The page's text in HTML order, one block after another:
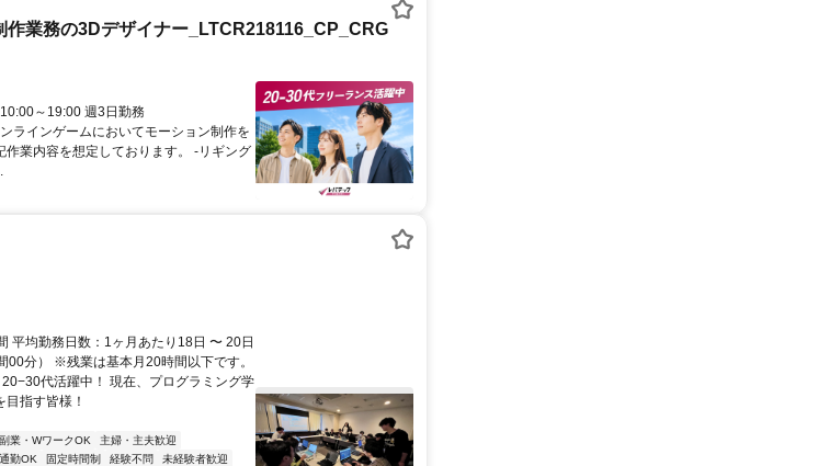
作業務の3Dデザイナー_LTCR218116_CP_CRG
～19:00 週3日勤務
ラインゲームにおいてモーション制作を
業内容を想定しております。 -リギング
平均勤務日数：1ヶ月あたり18日 〜 20日
分） ※残業は基本月20時間以下です。
代活躍中！ 現在、プログラミング学
指す皆様！
副業・WワークOK
主婦・主夫歓迎
勤OK 固定時間制 経験不問 未経験者歓迎